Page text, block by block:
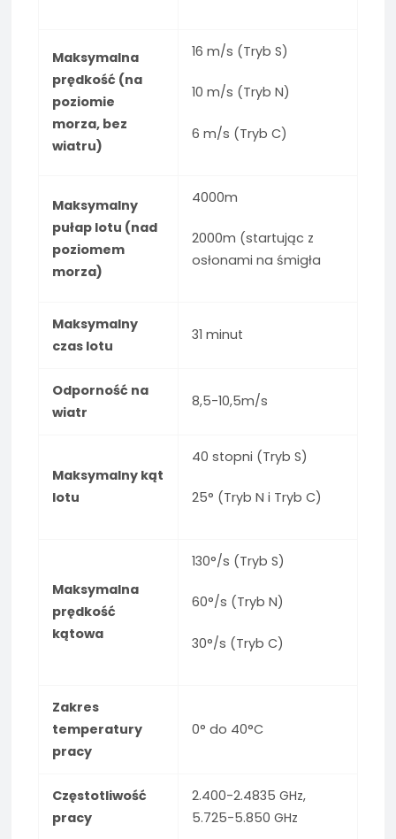
Maksymalna
prędkość (na
poziomie
morza, bez
wiatru)
16 m/s (Tryb S)
10 m/s (Tryb N)
6 m/s (Tryb C)
Maksymalny
pułap lotu (nad
poziomem
morza)
4000m
2000m (startując z
osłonami na śmigła
Maksymalny
czas lotu
31 minut
Odporność na
wiatr
8,5-10,5m/s
Maksymalny kąt
lotu
40 stopni (Tryb S)
25° (Tryb N i Tryb C)
Maksymalna
prędkość
kątowa
130°/s (Tryb S)
60°/s (Tryb N)
30°/s (Tryb C)
Zakres
temperatury
pracy
0° do 40°C
Częstotliwość
pracy
2.400-2.4835 GHz,
5.725-5.850 GHz